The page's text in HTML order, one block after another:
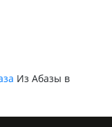
Из Абазы в